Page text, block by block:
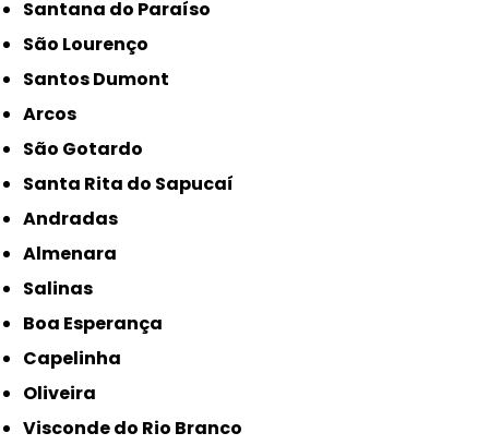
Santana do Paraíso
São Lourenço
Santos Dumont
Arcos
São Gotardo
Santa Rita do Sapucaí
Andradas
Almenara
Salinas
Boa Esperança
Capelinha
Oliveira
Visconde do Rio Branco